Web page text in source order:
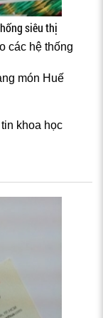
siêu thị
các hệ thống
món Huế
khoa học